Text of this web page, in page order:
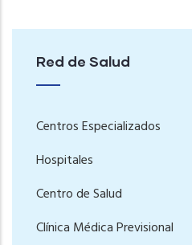
Red de Salud
Centros Especializados
Hospitales
Centro de Salud
Clínica Médica Previsional